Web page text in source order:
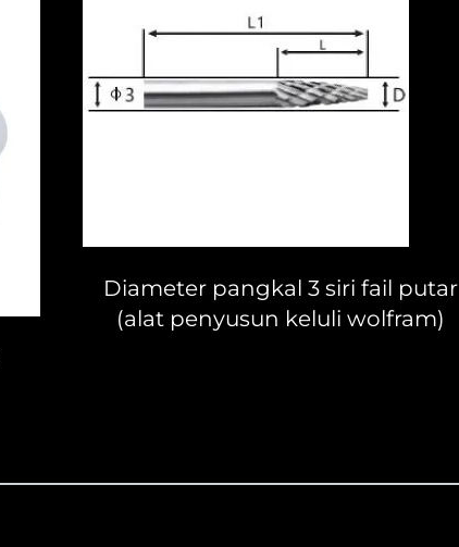
Diameter pangkal 3 siri fail putar
(alat penyusun keluli wolfram)